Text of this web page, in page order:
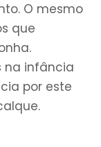
O mesmo
que
na infância
por este